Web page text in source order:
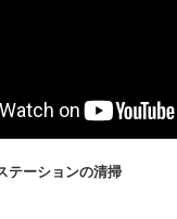
テーションの清掃